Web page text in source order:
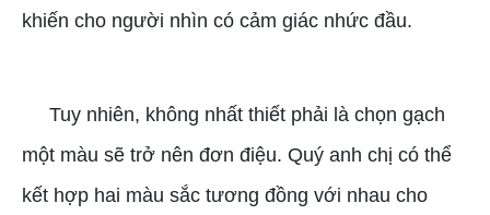
khiến cho người nhìn có cảm giác nhức đầu.
Tuy nhiên, không nhất thiết phải là chọn gạch
một màu sẽ trở nên đơn điệu. Quý anh chị có thể
kết hợp hai màu sắc tương đồng với nhau cho